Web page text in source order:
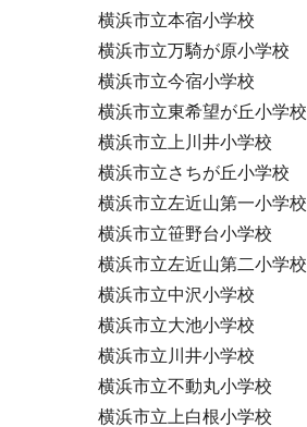
横浜市立本宿小学校
横浜市立万騎が原小学校
横浜市立今宿小学校
横浜市立東希望が丘小学校
横浜市立上川井小学校
横浜市立さちが丘小学校
横浜市立左近山第一小学校
横浜市立笹野台小学校
横浜市立左近山第二小学校
横浜市立中沢小学校
横浜市立大池小学校
横浜市立川井小学校
横浜市立不動丸小学校
横浜市立上白根小学校